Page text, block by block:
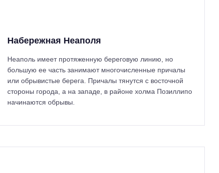
Набережная Неаполя
Неаполь имеет протяженную береговую линию, но
большую ее часть занимают многочисленные причалы
или обрывистые берега. Причалы тянутся с восточной
стороны города, а на западе, в районе холма Позиллипо
начинаются обрывы.